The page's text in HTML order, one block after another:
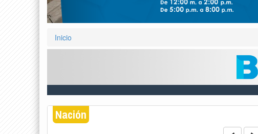
Inicio
Nación